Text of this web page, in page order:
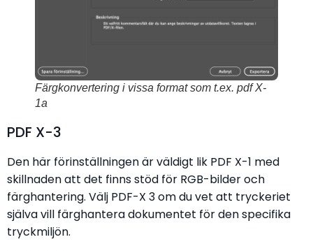
Färgkonvertering i vissa formatsom t.ex. pdf X-
1a
PDF X-3
Den här förinställningen är väldigt lik PDF X-1 med
skillnaden att det finns stöd för RGB-bilder och
färghantering. Välj PDF-X 3 om du vet att tryckeriet
själva vill färghantera dokumentet för den specifika
tryckmiljön.